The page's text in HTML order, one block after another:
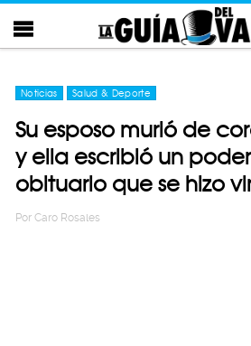
Noticias Salud & Deporte
Su esposo murió de
y ella escribió un
obituario que se hizo
Por Caro Rosales